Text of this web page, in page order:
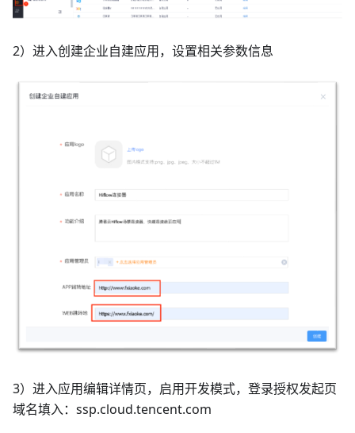
2）进入创建企业自建应用，设置相关参数信息
3）进入应用编辑详情页，启用开发模式，登录授权发起页
域名填入：ssp.cloud.tencent.com